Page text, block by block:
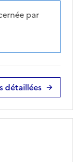
par
détaillées